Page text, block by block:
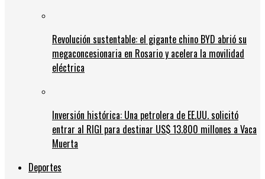
Revolución sustentable: el gigante chino BYD abrió su
megaconcesionaria en Rosario y acelera la movilidad
eléctrica
Inversión histórica: Una petrolera de EE.UU. solicitó
entrar al RIGI para destinar US$ 13.800 millones a Vaca
Muerta
Deportes